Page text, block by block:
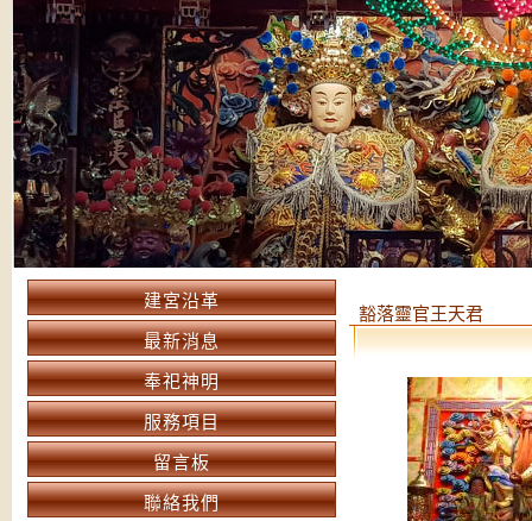
豁落靈官王天君
建宮沿革
最新消息
奉祀神明
服務項目
留言板
聯絡我們